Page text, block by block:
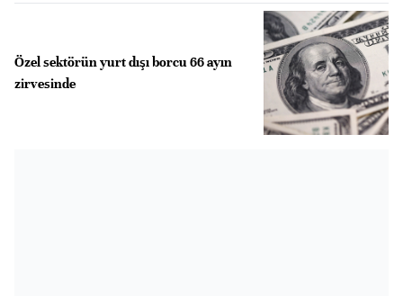
Özel sektörün yurt dışı borcu 66 ayın
zirvesinde